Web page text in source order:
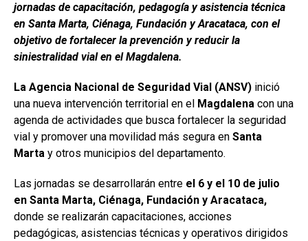
jornadas de capacitación, pedagogía y asistencia técnica
en Santa Marta, Ciénaga, Fundación y Aracataca, con el
objetivo de fortalecer la prevención y reducir la
siniestralidad vial en el Magdalena.
La Agencia Nacional de Seguridad Vial (ANSV) inició
una nueva intervención territorial en el Magdalena con una
agenda de actividades que busca fortalecer la seguridad
vial y promover una movilidad más segura en Santa
Marta y otros municipios del departamento.
Las jornadas se desarrollarán entre el 6 y el 10 de julio
en Santa Marta, Ciénaga, Fundación y Aracataca,
donde se realizarán capacitaciones, acciones
pedagógicas, asistencias técnicas y operativos dirigidos